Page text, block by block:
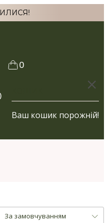
0
Ваш кошик порожній!
За замовчуванням